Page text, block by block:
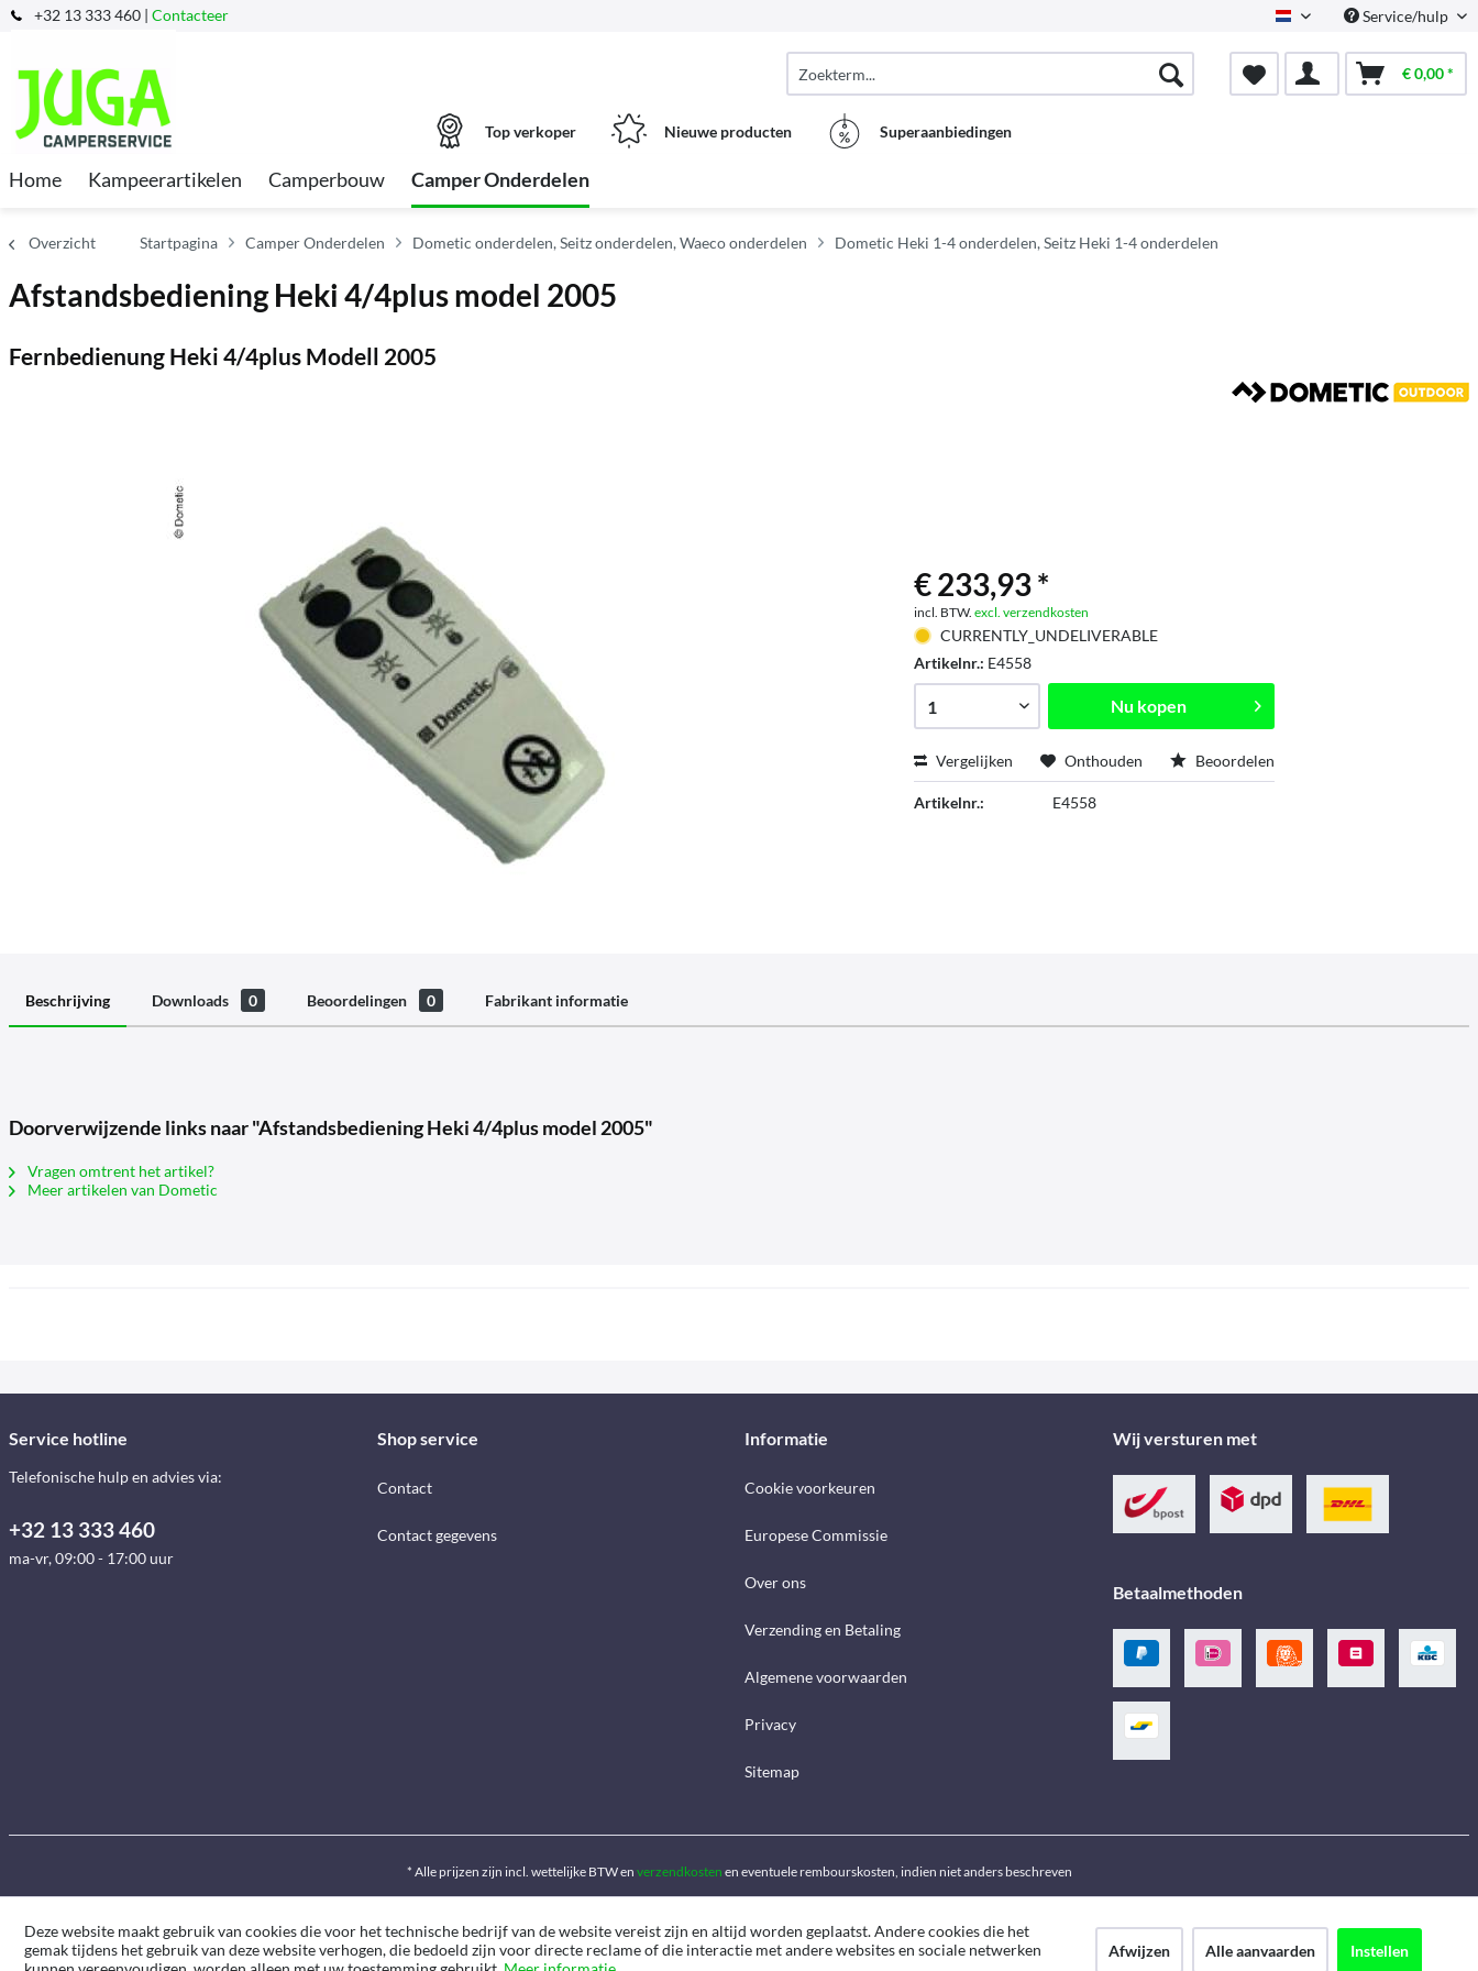
+32 13 333 460 | Contacteer Dutch Service/hulp
€ 0,00 *
Top verkoper Nieuwe producten Superaanbiedingen
Home Kampeerartikelen Camperbouw Camper Onderdelen
Overzicht Startpagina Camper Onderdelen Dometic onderdelen, Seitz onderdelen, Waeco onderdelen Dometic Heki 1-4 onderdelen, Seitz Heki 1-4 onderdelen
Afstandsbediening Heki 4/4plus model 2005
Fernbedienung Heki 4/4plus Modell 2005
€ 233,93 *
incl. BTW.excl. verzendkosten
CURRENTLY_UNDELIVERABLE
Artikelnr.: E4558
Nu kopen
Vergelijken Onthouden Beoordelen
Artikelnr.: E4558
Beschrijving Downloads 0 Beoordelingen 0 Fabrikant informatie
Doorverwijzende links naar "Afstandsbediening Heki 4/4plus model 2005"
Vragen omtrent het artikel?
Meer artikelen van Dometic
Service hotline
Telefonische hulp en advies via:
+32 13 333 460
ma-vr, 09:00 - 17:00 uur
Shop service
Contact
Contact gegevens
Informatie
Cookie voorkeuren
Europese Commissie
Over ons
Verzending en Betaling
Algemene voorwaarden
Privacy
Sitemap
Wij versturen met
Betaalmethoden
* Alle prijzen zijn incl. wettelijke BTW en verzendkosten en eventuele rembourskosten, indien niet anders beschreven
Deze website maakt gebruik van cookies die voor het technische bedrijf van de website vereist zijn en altijd worden geplaatst. Andere cookies die het
gemak tijdens het gebruik van deze website verhogen, die bedoeld zijn voor directe reclame of die interactie met andere websites en sociale netwerken
Afwijzen Alle aanvaarden Instellen